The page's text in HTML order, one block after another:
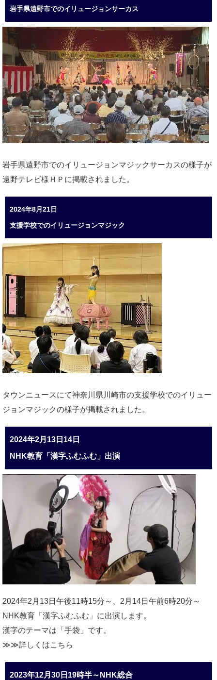
岩手県遠野市でのイリュージョンサーカス
岩手県遠野市でのイリュージョンマジックサーカスの様子が
遠野テレビ様ＨＰに掲載されました。
2024年8月21日
支援学校でのイリュージョンマジック
タウンニュースにて神奈川県川崎市の支援学校でのイリュー
ジョンマジックの様子が掲載されました。
2024年2月13日14日
NHK教育「漢字ふむふむ」出演
2024年2月13日午後11時15分～、2月14日午前6時20分～
NHK教育「漢字ふむふむ」に出演します。
漢字のテーマは「手袋」です。
≫≫詳しくはこちら
2023年12月30日19時半～NHK総合